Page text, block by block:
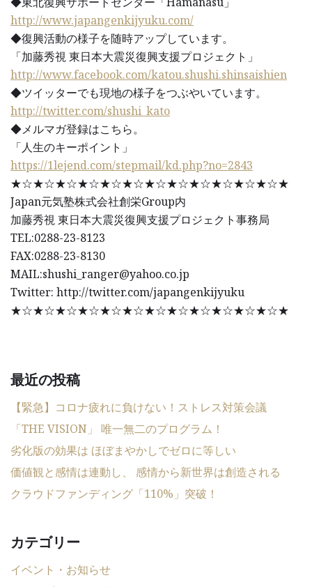
http://www.japangenkijyuku.com/
◆復興活動の様子を随時アップしています。
「加藤秀視 東日本大震災復興支援プロジェクト」
http://www.facebook.com/katou.shushi.shinsaishien
◆ツイッターでも現地の様子をつぶやいています。
http://twitter.com/shushi_kato
◆メルマガ登録はこちら。
「人生のキーポイント」
https://1lejend.com/stepmail/kd.php?no=2843
★☆★☆★☆★☆★☆★☆★☆★☆★☆★☆★☆★☆★
Japan元気塾株式会社創栄Group内
加藤秀視 東日本大震災復興支援プロジェクト事務局
TEL:0288-23-8123
FAX:0288-23-8130
MAIL:shushi_ranger@yahoo.co.jp
Twitter: http://twitter.com/japangenkijyuku
★☆★☆★☆★☆★☆★☆★☆★☆★☆★☆★☆★☆★
最近の投稿
【緊急】コロナ疲れに負けない！ストレス対策会議
「THE VISION」 唯一無二のプログラム！
劣化版の効果は ほぼまやかしでゼロに等しい
価値観と感情は連動し、 感情から新世界は創造される
クラウドファンディング「110%」突破！
カテゴリー
イベント・お知らせ